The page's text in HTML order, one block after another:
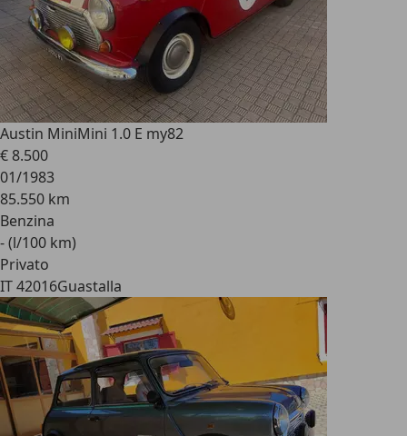
Austin MiniMini 1.0 E my82
€ 8.500
01/1983
85.550 km
Benzina
- (l/100 km)
Privato
IT 42016Guastalla